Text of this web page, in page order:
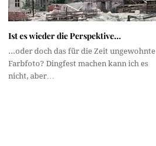
Ist es wieder die Perspektive…
...oder doch das für die Zeit ungewohnte
Farbfoto? Dingfest machen kann ich es
nicht, aber…